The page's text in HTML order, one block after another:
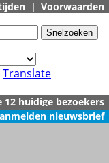
| Voorwaarden
Translate
nieuwsbrief